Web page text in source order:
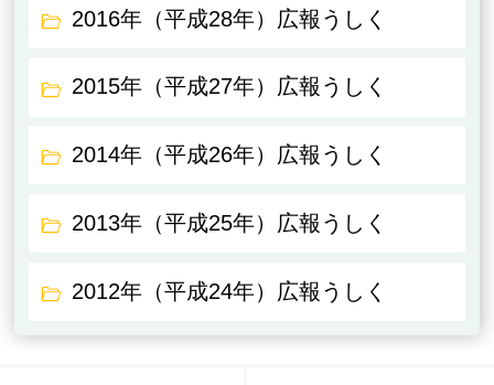
2016年（平成28年）広報うしく
2015年（平成27年）広報うしく
2014年（平成26年）広報うしく
2013年（平成25年）広報うしく
2012年（平成24年）広報うしく